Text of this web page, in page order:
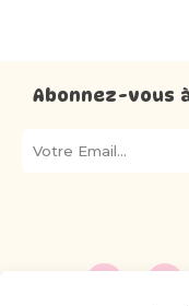
Abonnez-vous